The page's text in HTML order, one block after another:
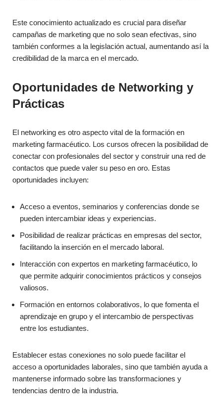
Este conocimiento actualizado es crucial para diseñar
campañas de marketing que no solo sean efectivas, sino
también conformes a la legislación actual, aumentando así la
credibilidad de la marca en el mercado.
Oportunidades de Networking y
Prácticas
El networking es otro aspecto vital de la formación en
marketing farmacéutico. Los cursos ofrecen la posibilidad de
conectar con profesionales del sector y construir una red de
contactos que puede valer su peso en oro. Estas
oportunidades incluyen:
Acceso a eventos, seminarios y conferencias donde se
pueden intercambiar ideas y experiencias.
Posibilidad de realizar prácticas en empresas del sector,
facilitando la inserción en el mercado laboral.
Interacción con expertos en marketing farmacéutico, lo
que permite adquirir conocimientos prácticos y consejos
valiosos.
Formación en entornos colaborativos, lo que fomenta el
aprendizaje en grupo y el intercambio de perspectivas
entre los estudiantes.
Establecer estas conexiones no solo puede facilitar el
acceso a oportunidades laborales, sino que también ayuda a
mantenerse informado sobre las transformaciones y
tendencias dentro de la industria.